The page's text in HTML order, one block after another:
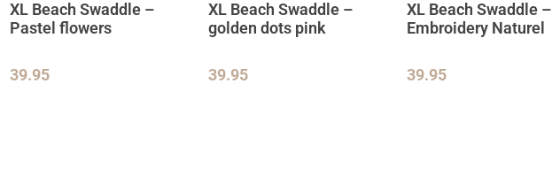
XL Beach Swaddle –
Pastel flowers
39.95
XL Beach Swaddle –
golden dots pink
39.95
XL Beach Swaddle –
Embroidery Naturel
39.95